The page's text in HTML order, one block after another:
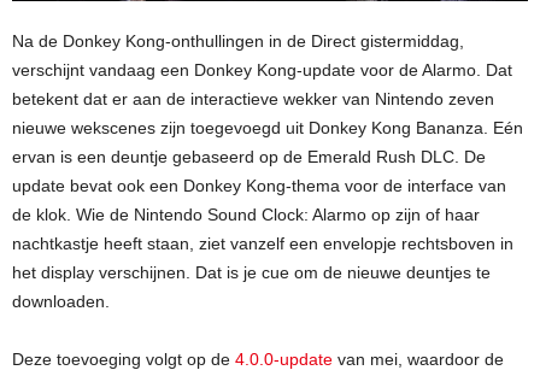
Na de Donkey Kong-onthullingen in de Direct gistermiddag,
verschijnt vandaag een Donkey Kong-update voor de Alarmo. Dat
betekent dat er aan de interactieve wekker van Nintendo zeven
nieuwe wekscenes zijn toegevoegd uit Donkey Kong Bananza. Eén
ervan is een deuntje gebaseerd op de Emerald Rush DLC. De
update bevat ook een Donkey Kong-thema voor de interface van
de klok. Wie de Nintendo Sound Clock: Alarmo op zijn of haar
nachtkastje heeft staan, ziet vanzelf een envelopje rechtsboven in
het display verschijnen. Dat is je cue om de nieuwe deuntjes te
downloaden.
Deze toevoeging volgt op de 4.0.0-update van mei, waardoor de